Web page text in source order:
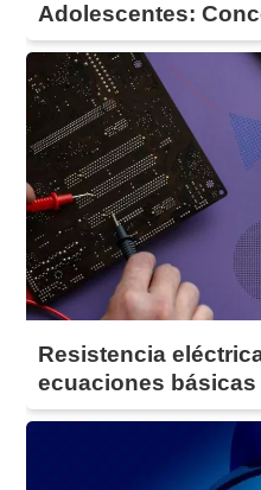
Adolescentes:
Resistencia
ecuaciones